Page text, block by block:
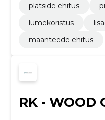
platside ehitus
lumekoristus
maanteede ehitus
RK - WOOD